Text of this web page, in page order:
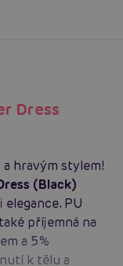
Dress
hravým stylem!
(Black)
PU
příjemná na
a 5%
k tělu a